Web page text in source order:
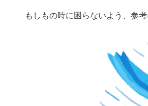
もしもの時に困らないよう、参